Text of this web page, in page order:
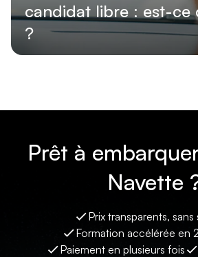
candidat libre : est-ce
?
Prêt à
Navette
Prix transparents, sans
Formation accélérée en
Paiement en plusieurs fois